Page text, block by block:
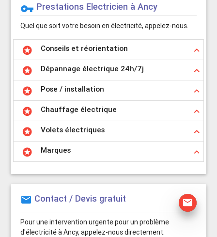
vpn_key Prestations Electricien à Ancy
Quel que soit votre besoin en électricité, appelez-nous.
stars keyboard_arrow_up
Conseils et réorientation
stars keyboard_arrow_up
Dépannage électrique 24h/7j
stars keyboard_arrow_up
Pose / installation
stars keyboard_arrow_up
Chauffage électrique
stars keyboard_arrow_up
Volets électriques
stars keyboard_arrow_up
Marques
mail Contact / Devis gratuit mail
Pour une intervention urgente pour un problème
d'électricité à Ancy, appelez-nous directement.